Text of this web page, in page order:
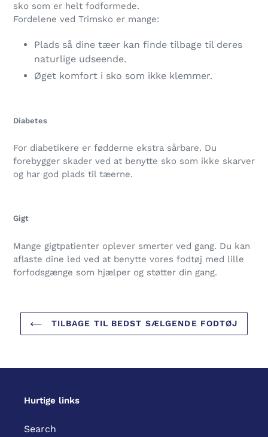
sko som er helt fodformede.
Fordelene ved Trimsko er mange:
Plads så dine tæer kan finde tilbage til deres
naturlige udseende.
Øget komfort i sko som ikke klemmer.
Diabetes
For diabetikere er fødderne ekstra sårbare. Du
forebygger skader ved at benytte sko som ikke skarver
og har god plads til tæerne.
Gigt
Mange gigtpatienter oplever smerter ved gang. Du kan
aflaste dine led ved at benytte vores fodtøj med lille
forfodsgænge som hjælper og støtter din gang.
TILBAGE TIL BEDST SÆLGENDE FODTØJ
Hurtige links
Search